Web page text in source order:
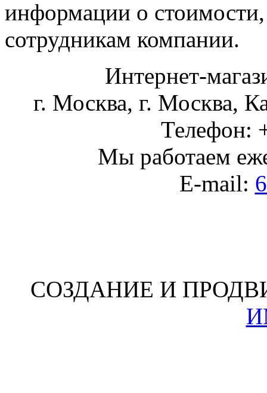
информации о
сотрудникам компании.
Интернет-
г. Москва, г. Москва,
Телефон:
Мы работаем
E-mail:
СОЗДАНИЕ И